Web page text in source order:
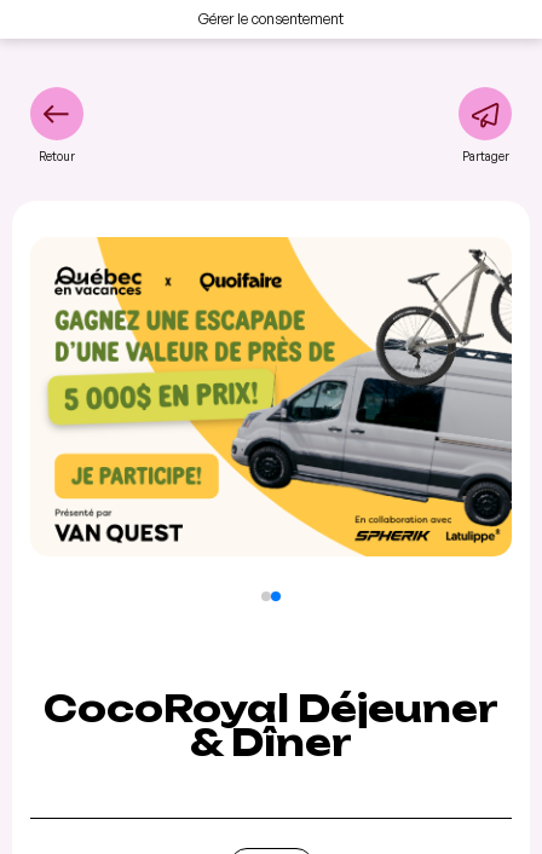
Gérer le consentement
Retour Partager
CocoRoyal Déjeuner
& Dîner